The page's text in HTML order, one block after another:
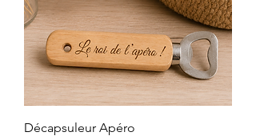
Décapsuleur Apéro